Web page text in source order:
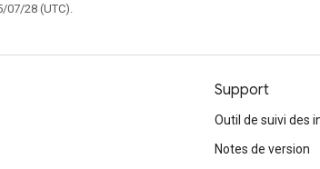
07/28 (UTC).
Support
Outil de suivi des
Notes de version